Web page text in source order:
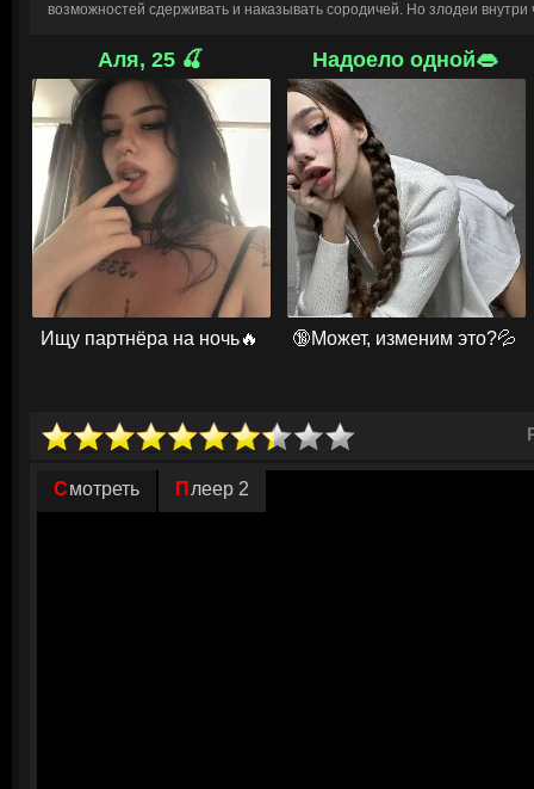
возможностей сдерживать и наказывать сородичей. Но злодеи внутри
Пришельцы придумали идеальную, как им казалось, схему. Им не
планеты, поэтому они задействовали слабеньких людишек, чтобы
клеток для своих нарушителей. Гром и Страж присматривали за теми,
высвободиться от нового «сосуда». Со временем инопланетная раса
заключать вредоносных собратьев в атмосферные слои. Иань лечится
что некие загадочные существа проводят странную операцию по
внедряют души. Девочка в шоке от увиденного и собирается поскорее
© ГидОнлайн
Аля, 25 🍒
Ищу партнёра на ночь🔥
Надоело одной👄
🔞Может, изменим это?💦
Смотреть Плеер 2